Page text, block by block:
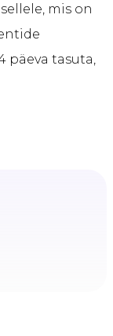
mis on
päeva tasuta,